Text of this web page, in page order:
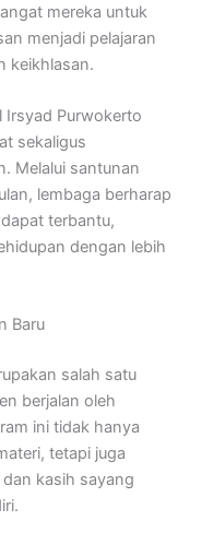
mereka untuk
menjadi pelajaran
keikhlasan.
Irsyad Purwokerto
sekaligus
Melalui santunan
lembaga berharap
terbantu,
dengan lebih
Baru
salah satu
berjalan oleh
ini tidak hanya
tetapi juga
kasih sayang